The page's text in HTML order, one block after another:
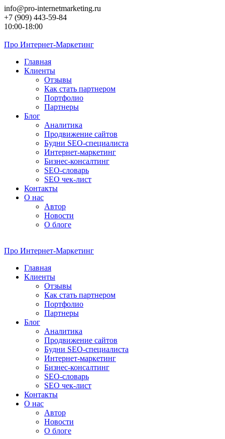
Перейти
к
контенту
info@pro-internetmarketing.ru
+7 (909) 443-59-84
10:00-18:00
Про Интернет-Маркетинг
Главная
Клиенты
Отзывы
Как стать партнером
Портфолио
Партнеры
Блог
Аналитика
Продвижение сайтов
Будни SEO-специалиста
Интернет-маркетинг
Бизнес-консалтинг
SEO-словарь
SEO чек-лист
Контакты
О нас
Автор
Новости
О блоге
Про Интернет-Маркетинг
Главная
Клиенты
Отзывы
Как стать партнером
Портфолио
Партнеры
Блог
Аналитика
Продвижение сайтов
Будни SEO-специалиста
Интернет-маркетинг
Бизнес-консалтинг
SEO-словарь
SEO чек-лист
Контакты
О нас
Автор
Новости
О блоге